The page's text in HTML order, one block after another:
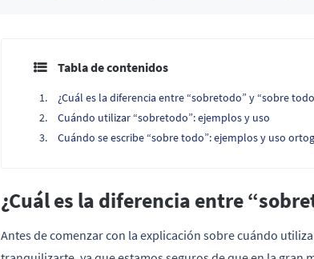
Tabla de contenidos
¿Cuál es la diferencia entre “sobretodo” y “sobre
Cuándo utilizar “sobretodo”: ejemplos y uso
Cuándo se escribe “sobre todo”: ejemplos y uso
¿Cuál es la diferencia entre
Antes de comenzar con la explicación sobre cuándo